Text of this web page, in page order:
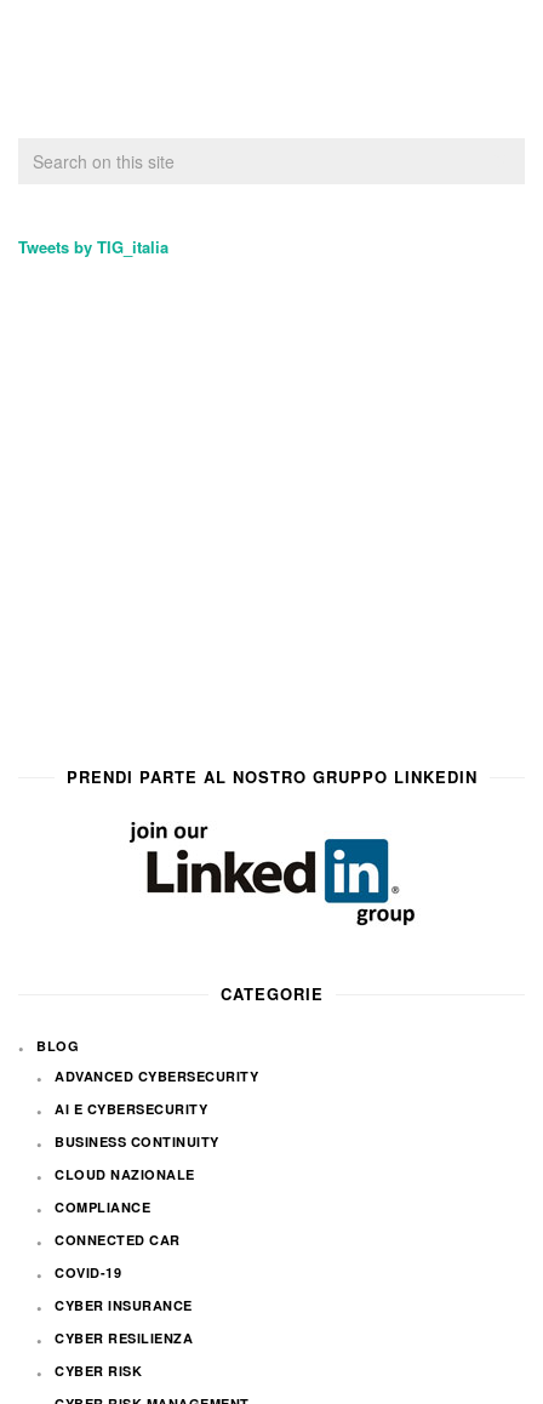
Tweets by TIG_italia
PRENDI PARTE AL NOSTRO GRUPPO LINKEDIN
CATEGORIE
BLOG
ADVANCED CYBERSECURITY
AI E CYBERSECURITY
BUSINESS CONTINUITY
CLOUD NAZIONALE
COMPLIANCE
CONNECTED CAR
COVID-19
CYBER INSURANCE
CYBER RESILIENZA
CYBER RISK